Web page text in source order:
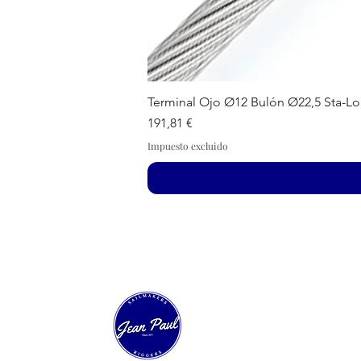
Terminal Ojo Ø12 Bulón Ø22,5 Sta-
Precio
191,81 €
Impuesto excluido